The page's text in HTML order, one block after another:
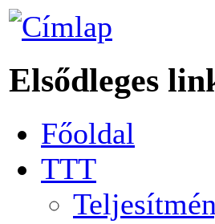
Elsődleges
Főoldal
TTT